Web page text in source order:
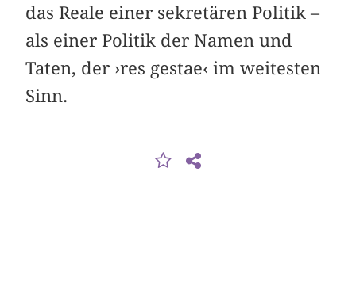
das Reale einer sekretären Politik –
als einer Politik der Namen und
Taten, der ›res gestae‹ im weitesten
Sinn.